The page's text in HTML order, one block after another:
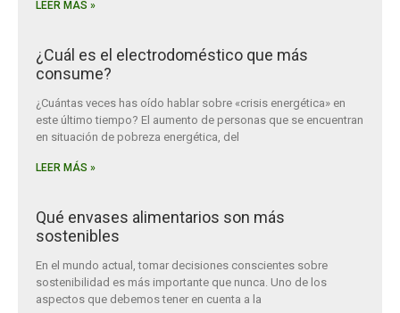
LEER MÁS »
¿Cuál es el electrodoméstico que más
consume?
¿Cuántas veces has oído hablar sobre «crisis energética» en
este último tiempo? El aumento de personas que se encuentran
en situación de pobreza energética, del
LEER MÁS »
Qué envases alimentarios son más
sostenibles
En el mundo actual, tomar decisiones conscientes sobre
sostenibilidad es más importante que nunca. Uno de los
aspectos que debemos tener en cuenta a la